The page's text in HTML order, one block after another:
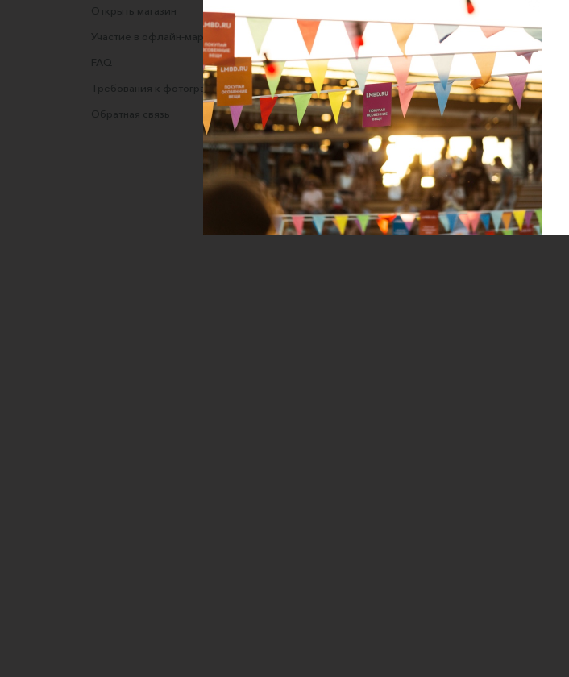
Открыть магазин
Участие в офлайн-маркете
FAQ
Требования к фотографиям
Обратная связь
Оферта для продавцов
Оферта для покупателей
Политика конфиденциальности
Согласие на обработку персональных
данных